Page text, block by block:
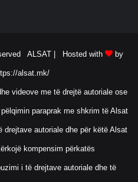
ALSAT | Hosted with by
alsat.mk/
videove me të drejtë autoriale ose
paraprak me shkrim të Alsat
autoriale dhe për këtë Alsat
kompensim përkatës
i të drejtave autoriale dhe të